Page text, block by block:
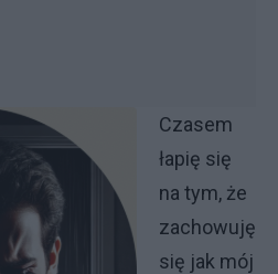
Czasem
łapię się
na tym, że
zachowuję
się jak mój